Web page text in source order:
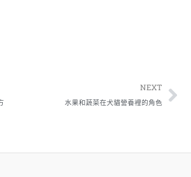
NEXT
水果和蔬菜在犬貓營養裡的角色